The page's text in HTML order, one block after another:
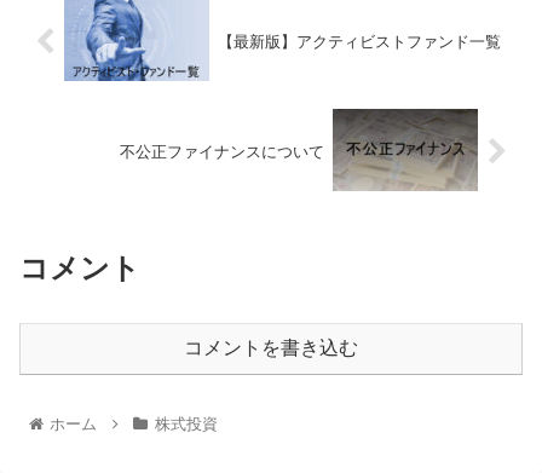
【最新版】アクティビストファンド一覧
不公正ファイナンスについて
コメント
コメントを書き込む
ホーム 株式投資